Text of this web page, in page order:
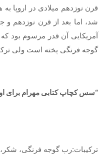
قرن نوزدهم میلادی در اروپا
شد، اما بعد از قرن نوزدهم
آمریکایی آن قدر مرسوم بود
گوجه فرنگی پخته است ولی
“سس کچاپ کتابی مهرام برای اولین بار در سال ۱۳۶۴ تولید شد و با طراحی منحصربه‌فرد خود،
ترکیبات:رب گوجه فرنگی، شکر،